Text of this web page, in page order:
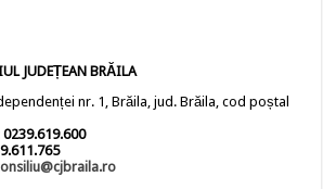
JUDEȚEAN BRĂILA
nr. 1, Brăila, jud. Brăila, cod poștal
0239.619.600